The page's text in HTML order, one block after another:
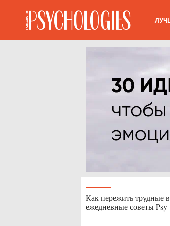
Как пережить трудные
ежедневные советы Psy